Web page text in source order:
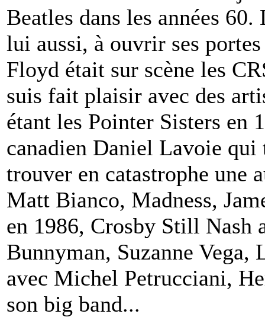
Beatles dans les années
lui aussi, à ouvrir ses
Floyd était sur scène les
suis fait plaisir avec des
étant les Pointer Sisters
canadien Daniel Lavoie
trouver en catastrophe une
Matt Bianco, Madness,
en 1986, Crosby Still Nash
Bunnyman, Suzanne
avec Michel Petrucciani,
son big band...